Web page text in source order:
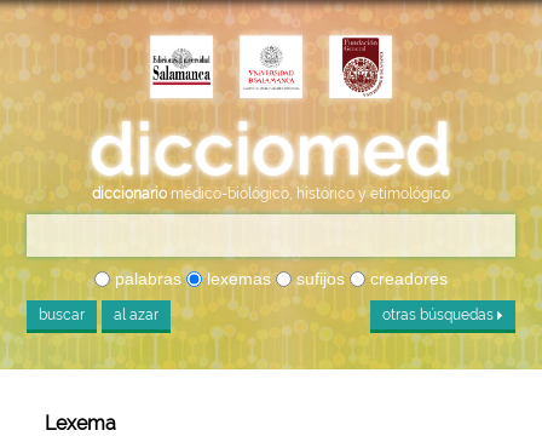
diccionario médico-biológico, histórico y etimológico
palabras lexemas sufijos creadores
buscar al azar otras búsquedas
Lexema